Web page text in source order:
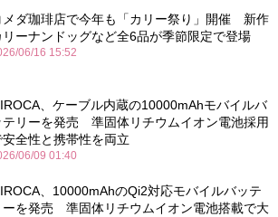
メダ珈琲店で今年も「カリー祭り」開催 新作
リーナンドッグなど全6品が季節限定で登場
06/16 15:52
、ケーブル内蔵の10000mAhモバイルバ
テリーを発売 準固体リチウムイオン電池採用
安全性と携帯性を両立
06/09 01:40
、10000mAhのQi2対応モバイルバッテ
ーを発売 準固体リチウムイオン電池搭載で大